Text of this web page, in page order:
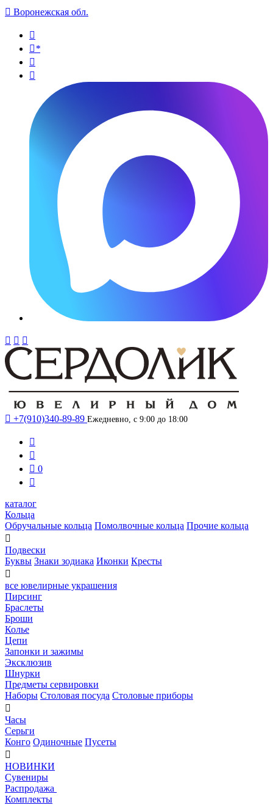
 Воронежская обл.

*


  
 +7(910)340-89-89 Ежедневно, с 9:00 до 18:00


 0

каталог
Кольца
Обручальные кольца Помолвочные кольца Прочие кольца

Подвески
Буквы Знаки зодиака Иконки Кресты

все ювелирные украшения
Пирсинг
Браслеты
Броши
Колье
Цепи
Запонки и зажимы
Эксклюзив
Шнурки
Предметы сервировки
Наборы Столовая посуда Столовые приборы

Часы
Серьги
Конго Одиночные Пусеты

НОВИНКИ
Сувениры
Распродажа
Комплекты